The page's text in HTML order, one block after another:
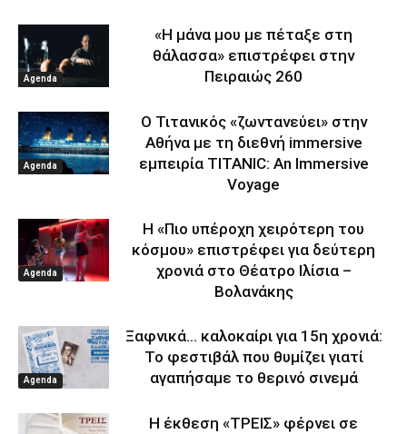
Agenda
«Η μάνα μου με πέταξε στη
θάλασσα» επιστρέφει στην
Πειραιώς 260
Agenda
Ο Τιτανικός «ζωντανεύει» στην
Αθήνα με τη διεθνή immersive
εμπειρία TITANIC: An Immersive
Voyage
Agenda
Η «Πιο υπέροχη χειρότερη του
κόσμου» επιστρέφει για δεύτερη
χρονιά στο Θέατρο Ιλίσια –
Βολανάκης
Agenda
Ξαφνικά… καλοκαίρι για 15η χρονιά:
Το φεστιβάλ που θυμίζει γιατί
αγαπήσαμε το θερινό σινεμά
Η έκθεση «ΤΡΕΙΣ» φέρνει σε